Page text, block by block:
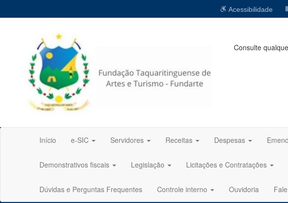
Acessibilidade
Consulte
Início e-SIC Servidores Receitas Despesas
Demonstrativos fiscais Legislação Licitações e Contratações
Dúvidas e Perguntas Frequentes Controle interno Ouvidoria